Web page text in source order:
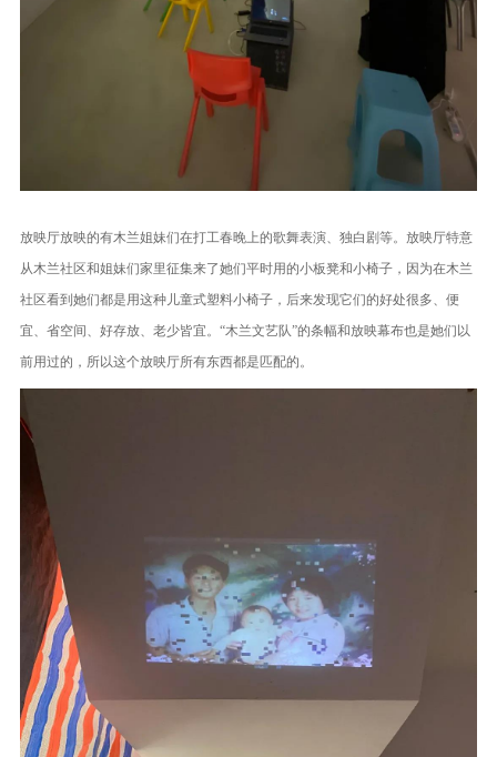
放映厅放映的有木兰姐妹们在打工春晚上的歌舞表演、独白剧等。放映厅特意
从木兰社区和姐妹们家里征集来了她们平时用的小板凳和小椅子，因为在木兰
社区看到她们都是用这种儿童式塑料小椅子，后来发现它们的好处很多、便
宜、省空间、好存放、老少皆宜。“木兰文艺队”的条幅和放映幕布也是她们以
前用过的，所以这个放映厅所有东西都是匹配的。